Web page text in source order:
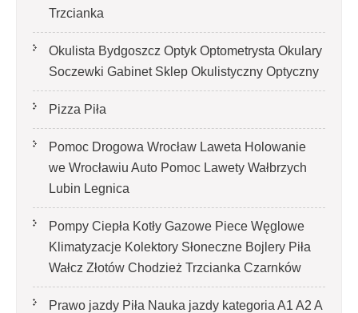
Trzcianka
Okulista Bydgoszcz Optyk Optometrysta Okulary
Soczewki Gabinet Sklep Okulistyczny Optyczny
Pizza Piła
Pomoc Drogowa Wrocław Laweta Holowanie
we Wrocławiu Auto Pomoc Lawety Wałbrzych
Lubin Legnica
Pompy Ciepła Kotły Gazowe Piece Węglowe
Klimatyzacje Kolektory Słoneczne Bojlery Piła
Wałcz Złotów Chodzież Trzcianka Czarnków
Prawo jazdy Piła Nauka jazdy kategoria A1 A2 A